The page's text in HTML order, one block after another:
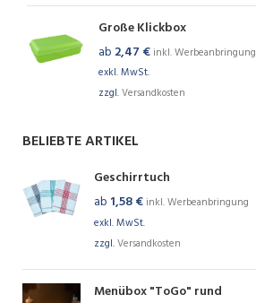
Große Klickbox
ab 2,47 € inkl. Werbeanbringung
exkl. MwSt.
zzgl.Versandkosten
BELIEBTE ARTIKEL
Geschirrtuch
ab 1,58€ inkl. Werbeanbringung
exkl. MwSt.
zzgl.Versandkosten
Menübox "ToGo" rund